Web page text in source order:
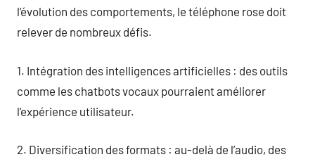
l’évolution des comportements, le téléphone rose doit
relever de nombreux défis.
1. Intégration des intelligences artificielles : des outils
comme les chatbots vocaux pourraient améliorer
l’expérience utilisateur.
2. Diversification des formats : au-delà de l’audio, des